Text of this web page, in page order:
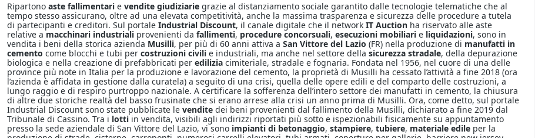
Ripartono aste fallimentari e vendite giudiziarie grazie al distanziamento sociale garantito dalle tecnologie telematiche che al
tempo stesso assicurano, oltre ad una elevata competitività, anche la massima trasparenza e sicurezza delle procedure a tutela
di partecipanti e creditori. Sul portale Industrial Discount, il canale digitale che il network IT Auction ha riservato alle aste
relative amacchinari industriali provenienti da fallimenti, procedure concorsuali, esecuzioni mobiliari e liquidazioni, sono in
vendita i beni della storica azienda Musilli, per più di 60 anni attiva a San Vittore del Lazio (FR) nella produzione di manufatti in
cemento come blocchi e tubi per costruzioni civili e industriali, ma anche nel settore della sicurezza stradale, della depurazione
biologica e nella creazione di prefabbricati per edilizia cimiteriale, stradale e fognaria. Fondata nel 1956, nel cuore di una delle
province più note in Italia per la produzione e lavorazione del cemento, la proprietà di Musilli ha cessato l’attività a fine 2018 (ora
l’azienda è affidata in gestione dalla curatela) a seguito di una crisi, quella delle opere edili e del comparto delle costruzioni, a
lungo raggio e di respiro purtroppo nazionale. A certificare la sofferenza dell’intero settore dei manufatti in cemento, la chiusura
di altre due storiche realtà del basso frusinate che si erano arrese alla crisi un anno prima di Musilli. Ora, come detto, sul portale
Industrial Discount sono state pubblicate le vendite dei beni provenienti dal fallimento della Musilli, dichiarato a fine 2019 dal
Tribunale di Cassino. Tra i lottiin vendita, visibili agli indirizzi riportati più sotto e ispezionabili fisicamente su appuntamento
presso la sede aziendale di San Vittore del Lazio, vi sono impianti di betonaggio, stampiere, tubiere, materiale edile per la